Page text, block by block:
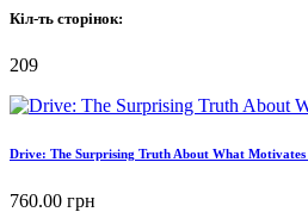
Кіл-ть сторінок:
209
Drive: The Surprising Truth About What Motivates
760.00 грн